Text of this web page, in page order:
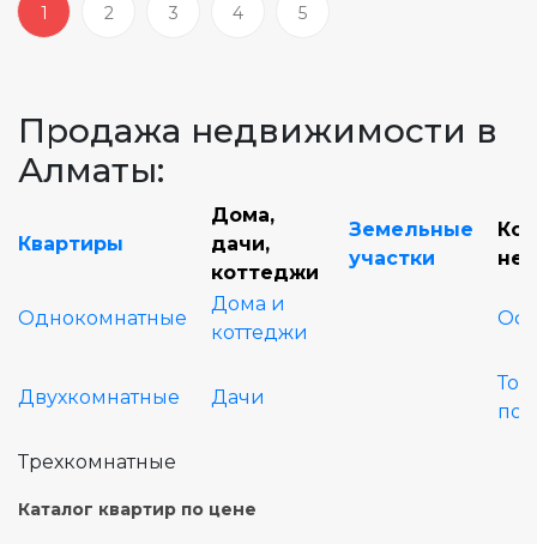
1 2 3 4 5
Продажа недвижимости в
Алматы:
Квартиры
Дома,
дачи,
коттеджи
Земельные
участки
Однокомнатные
Дома и
коттеджи
Двухкомнатные Дачи
Трехкомнатные
Каталог квартир по цене